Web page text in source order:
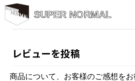
SUPER NORMAL
レビューを投稿
商品について、お客様のご感想をお